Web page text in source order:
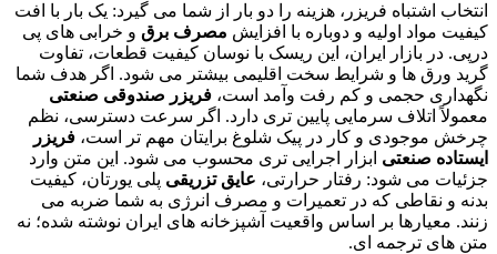
انتخاب اشتباه فریزر، هزینه را دو بار از شما می گیرد: یک بار با افت
کیفیت مواد اولیه و دوباره با افزایش مصرف برق و خرابی های پی
درپی. در بازار ایران، این ریسک با نوسان کیفیت قطعات، تفاوت
گرید ورق ها و شرایط سخت اقلیمی بیشتر می شود. اگر هدف شما
نگهداری حجمی و کم رفت وآمد است، فریزر صندوقی صنعتی
معمولاً اتلاف سرمایی پایین تری دارد. اگر سرعت دسترسی، نظم
چرخش موجودی و کار در پیک شلوغ برایتان مهم تر است، فریزر
ایستاده صنعتی ابزار اجرایی تری محسوب می شود. این متن وارد
جزئیات می شود: رفتار حرارتی، عایق تزریقی پلی یورتان، کیفیت
بدنه و نقاطی که در تعمیرات و مصرف انرژی به شما ضربه می
زنند. معیارها بر اساس واقعیت آشپزخانه های ایران نوشته شده؛ نه
متن های ترجمه ای.